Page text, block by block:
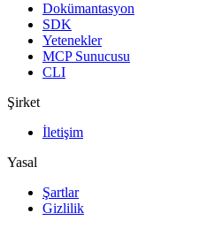
Dokümantasyon
SDK
Yetenekler
MCP Sunucusu
CLI
Şirket
İletişim
Yasal
Şartlar
Gizlilik